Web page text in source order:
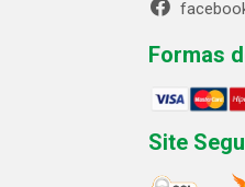
Formas
Site